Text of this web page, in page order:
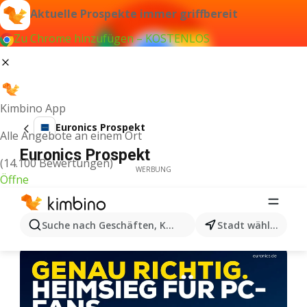
Aktuelle Prospekte immer griffbereit
Zu Chrome hinzufügen – KOSTENLOS
Kimbino App
Alle Angebote an einem Ort
(14.100 Bewertungen)
Öffne
Suche nach Geschäften, Kategorien, Produkten...
Stadt wählen
Euronics Prospekt
Euronics Prospekt
WERBUNG